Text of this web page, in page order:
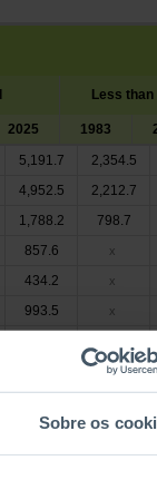
Sobre os
Less than
2025 1983
5,191.7
2,354.5
4,952.5
2,212.7
1,788.2
798.7
857.6 x
434.2 x
993.5 x
x
115.6
69.8